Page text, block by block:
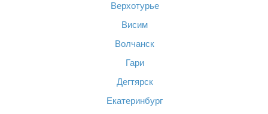
Верхотурье
Висим
Волчанск
Гари
Дегтярск
Екатеринбург